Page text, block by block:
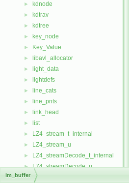
► kdnode
► kdtrav
► kdtree
► key_node
► Key_Value
► libavl_allocator
► light_data
► lightdefs
► line_cats
► line_pnts
► link_head
► list
► LZ4_stream_t_internal
► LZ4_stream_u
► LZ4_streamDecode_t_internal
► LZ4_streamDecode_u
► Map_info
im_buffer